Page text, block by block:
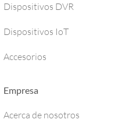
Dispositivos DVR
Dispositivos IoT
Accesorios
Empresa
Acerca de nosotros